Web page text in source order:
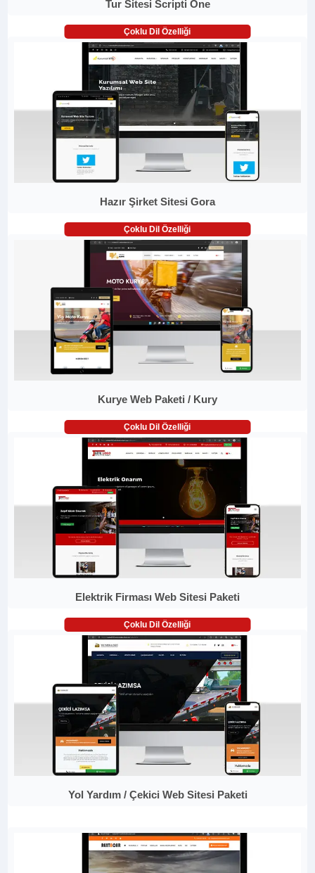
Tur Sitesi Scripti One
Çoklu Dil Özelliği
Hazır Şirket Sitesi Gora
Çoklu Dil Özelliği
Kurye Web Paketi / Kury
Çoklu Dil Özelliği
Elektrik Firması Web Sitesi Paketi
Çoklu Dil Özelliği
Yol Yardım / Çekici Web Sitesi Paketi